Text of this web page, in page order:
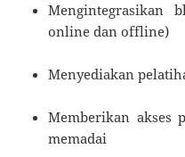
Mengintegrasikan
online dan offline)
Menyediakan
Memberikan akses
memadai